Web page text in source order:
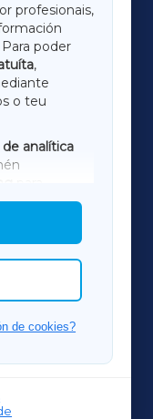
profesionais,
poder
,
o teu
analítica
das
de cookies?